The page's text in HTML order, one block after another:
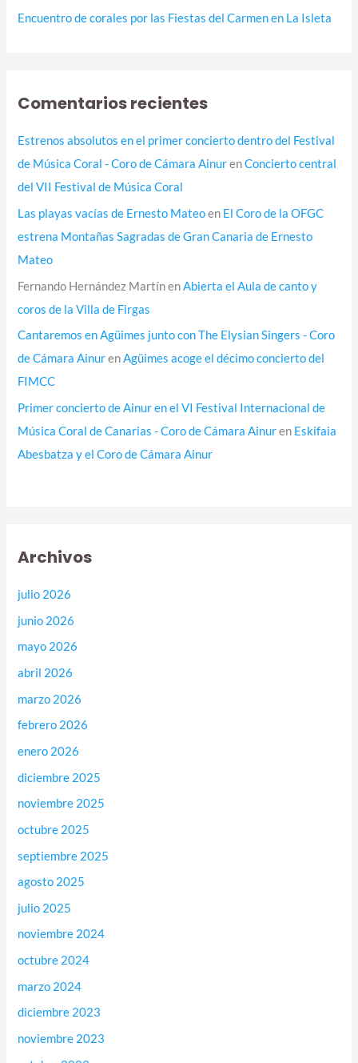
Encuentro de corales por las Fiestas del Carmen en La Isleta
Comentarios recientes
Estrenos absolutos en el primer concierto dentro del Festival
de Música Coral - Coro de Cámara AinurenConcierto central
del VII Festival de Música Coral
Las playas vacías de Ernesto Mateoen El Coro de la OFGC
estrena Montañas Sagradas de Gran Canaria de Ernesto
Mateo
Fernando Hernández MartínenAbierta el Aula de canto y
coros de la Villa de Firgas
Cantaremos en Agüimes junto con The Elysian Singers - Coro
de Cámara AinurenAgüimes acoge el décimo concierto del
FIMCC
Primer concierto de Ainur en el VI Festival Internacional de
Música Coral de Canarias - Coro de Cámara Ainuren Eskifaia
Abesbatza y el Coro de Cámara Ainur
Archivos
julio 2026
junio 2026
mayo 2026
abril 2026
marzo 2026
febrero 2026
enero 2026
diciembre 2025
noviembre 2025
octubre 2025
septiembre 2025
agosto 2025
julio 2025
noviembre 2024
octubre 2024
marzo 2024
diciembre 2023
noviembre 2023